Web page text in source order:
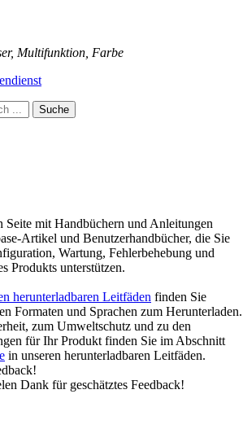
Multifunktion, Farbe
Suche
Seite mit Handbüchern und Anleitungen
Artikel und Benutzerhandbücher, die Sie
Wartung, Fehlerbehebung und
Produkts unterstützen.
herunterladbaren Leitfäden finden Sie
Formaten und Sprachen zum Herunterladen.
zum Umweltschutz und zu den
für Ihr Produkt finden Sie im Abschnitt
in unseren herunterladbaren Leitfäden.
Dank für geschätztes Feedback!